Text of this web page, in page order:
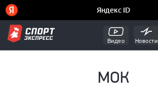
Видео Новости
МОК